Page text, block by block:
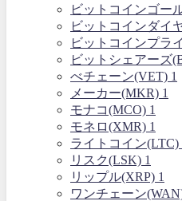
ビットコインゴー
ビットコインダイ
ビットコインプラ
ビットシェアーズ
べチェーン(VET) 1
メーカー(MKR) 1
モナコ(MCO) 1
モネロ(XMR) 1
ライトコイン(LTC)
リスク(LSK) 1
リップル(XRP) 1
ワンチェーン